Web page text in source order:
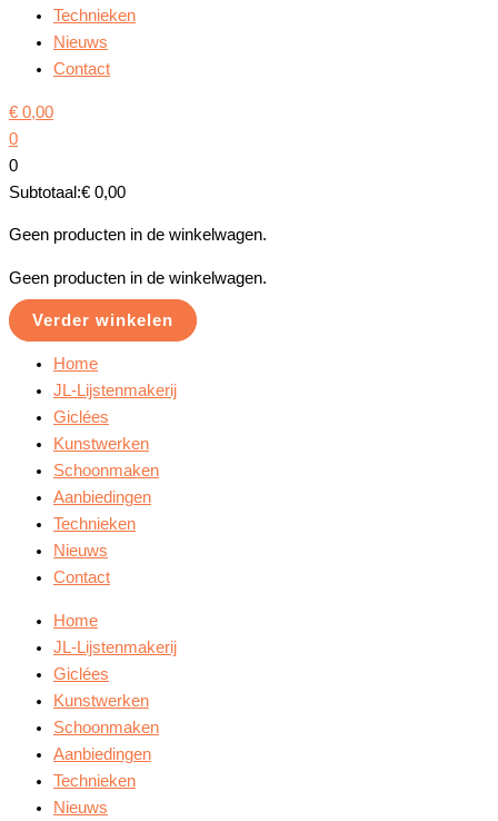
Technieken
Nieuws
Contact
€ 0,00
0
0
Subtotaal:€ 0,00
Geen producten in de winkelwagen.
Geen producten in de winkelwagen.
Verder winkelen
Home
JL-Lijstenmakerij
Giclées
Kunstwerken
Schoonmaken
Aanbiedingen
Technieken
Nieuws
Contact
Home
JL-Lijstenmakerij
Giclées
Kunstwerken
Schoonmaken
Aanbiedingen
Technieken
Nieuws